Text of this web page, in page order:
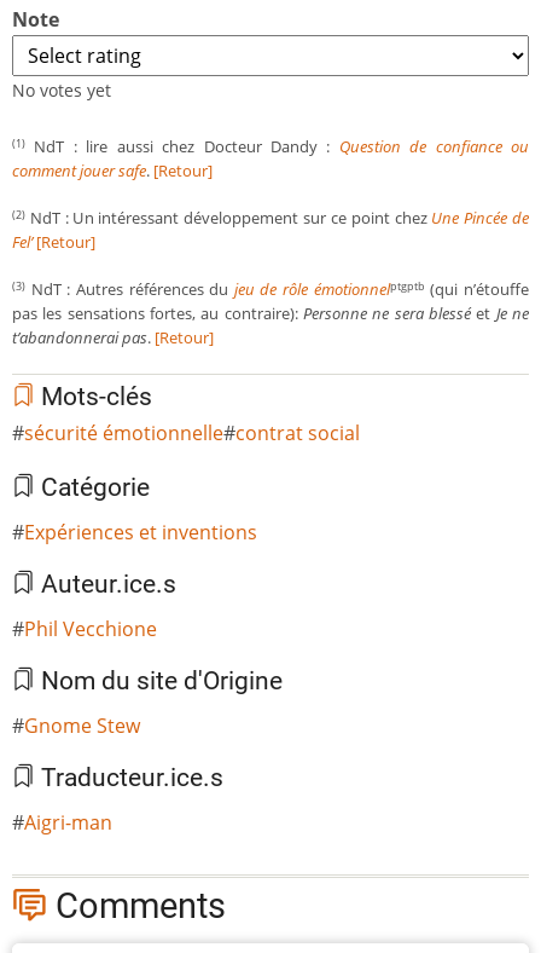
Note
No votes yet
(1) NdT : lire aussi chez Docteur Dandy : Question de confiance ou
comment jouer safe. [Retour]
(2) NdT : Un intéressant développement sur ce point chez Une Pincée de
Fel’[Retour]
(3) NdT : Autres références du jeu de rôle émotionnelptgptb (qui n’étouffe
pas les sensations fortes, au contraire): Personne ne sera blesséet Je ne
t’abandonnerai pas. [Retour]
Mots-clés
sécurité émotionnelle contrat social
Catégorie
Expériences et inventions
Auteur.ice.s
Phil Vecchione
Nom du site d'Origine
Gnome Stew
Traducteur.ice.s
Aigri-man
Comments